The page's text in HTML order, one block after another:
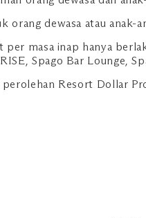
orang dewasa atau anak-
per masa inap hanya
Spago Bar Lounge,
Resort Dollar